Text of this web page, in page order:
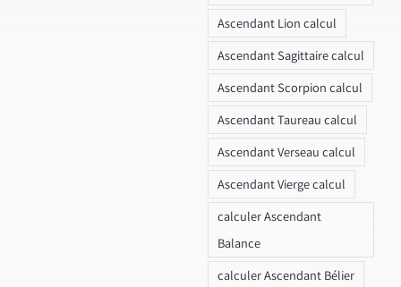
Ascendant Lion calcul
Ascendant Sagittaire calcul
Ascendant Scorpion calcul
Ascendant Taureau calcul
Ascendant Verseau calcul
Ascendant Vierge calcul
calculer Ascendant
Balance
calculer Ascendant Bélier